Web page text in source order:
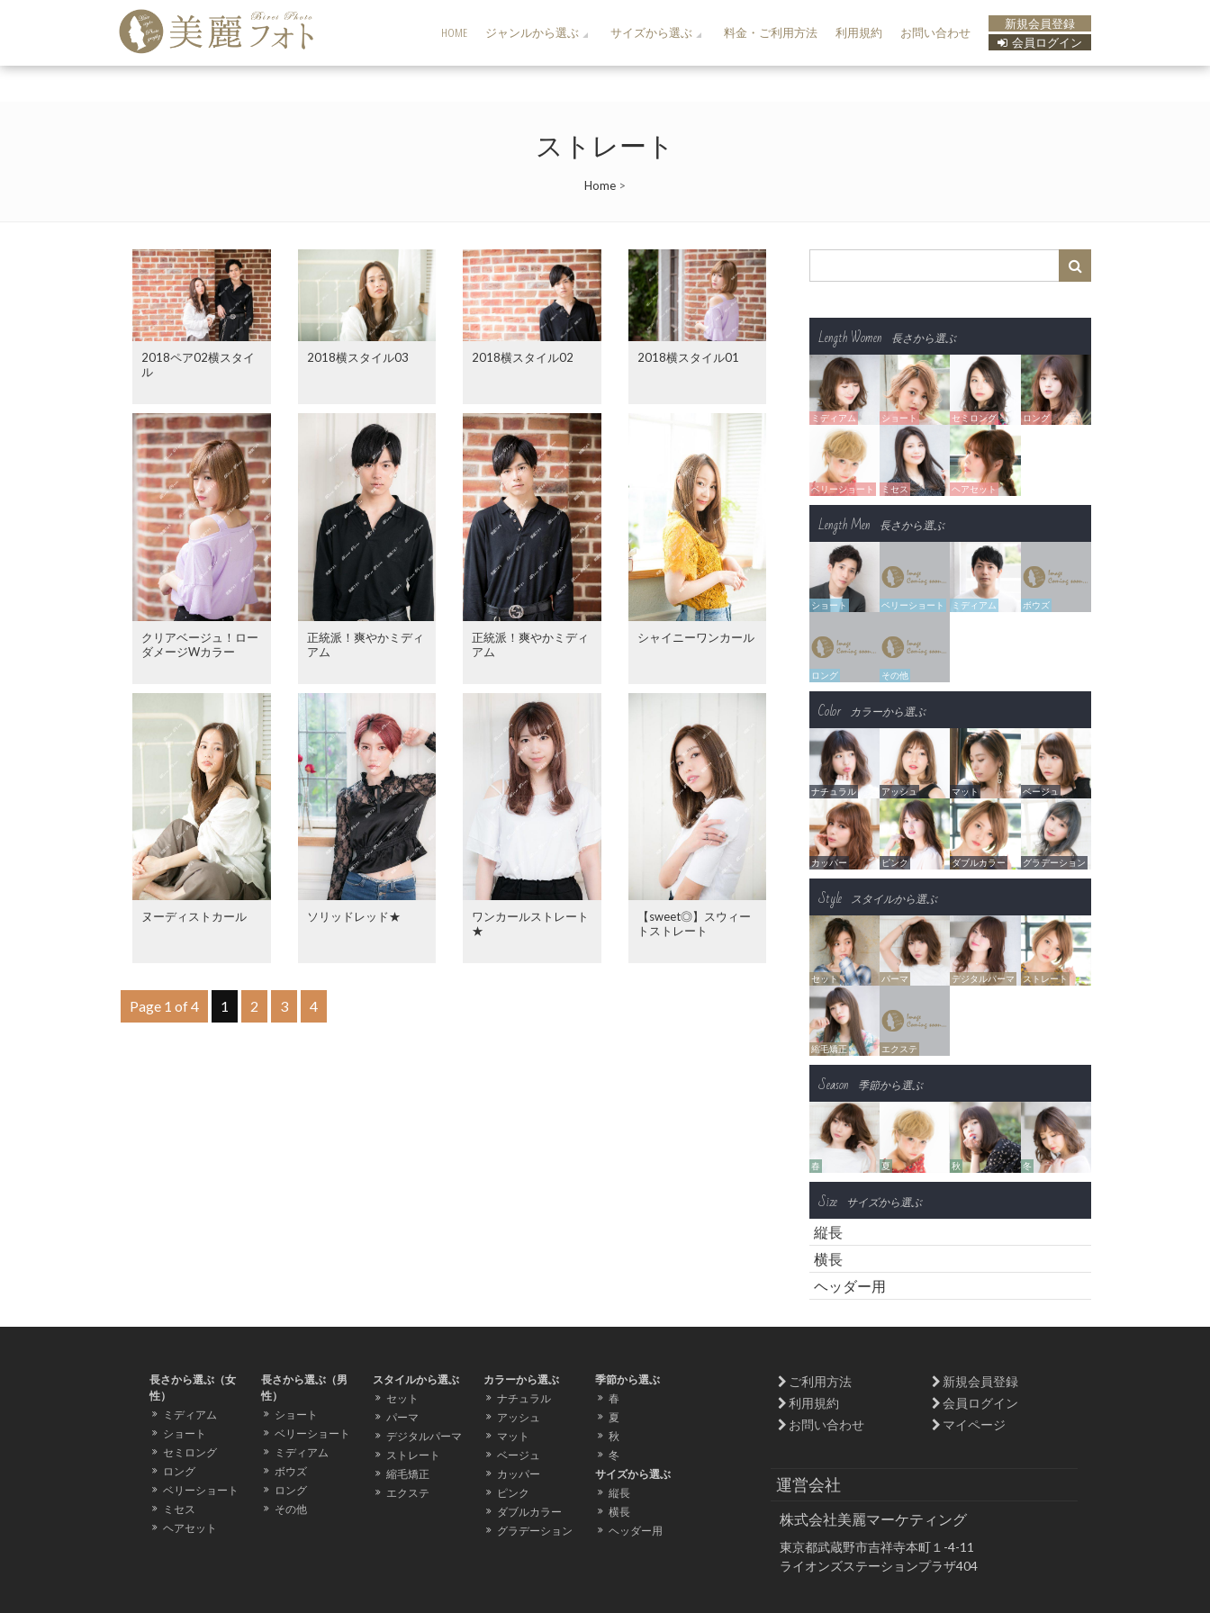
HOME ジャンルから選ぶ サイズから選ぶ 料金・ご利用方法 利用規約 お問い合わせ
新規会員登録
会員ログイン
ストレート
Home >
2018ペア02横スタイ
ル
2018横スタイル03 2018横スタイル02 2018横スタイル01
クリアベージュ！ロー
ダメージWカラー
正統派！爽やかミディ
アム
正統派！爽やかミディ
アム
シャイニーワンカール
ヌーディストカール ソリッドレッド★
ワンカールストレート
★
【sweet◎】スウィー
トストレート
Page 1 of 4 1 2 3 4
Length Women 長さから選ぶ
ミディアム ショート セミロング ロング
ベリーショート ミセス ヘアセット
Length Men 長さから選ぶ
ショート ベリーショート ミディアム ボウズ
ロング その他
Color カラーから選ぶ
ナチュラル アッシュ マット ベージュ
カッパー ピンク ダブルカラー グラデーション
Style スタイルから選ぶ
セット パーマ デジタルパーマ ストレート
縮毛矯正 エクステ
Season 季節から選ぶ
春 夏 秋 冬
Size サイズから選ぶ
縦長
横長
ヘッダー用
長さから選ぶ（女
性）
ミディアム
ショート
セミロング
ロング
ベリーショート
ミセス
ヘアセット
長さから選ぶ（男
性）
ショート
ベリーショート
ミディアム
ボウズ
ロング
その他
スタイルから選ぶ
セット
パーマ
デジタルパーマ
ストレート
縮毛矯正
エクステ
カラーから選ぶ
ナチュラル
アッシュ
マット
ベージュ
カッパー
ピンク
ダブルカラー
グラデーション
季節から選ぶ
春
夏
秋
冬
サイズから選ぶ
縦長
横長
ヘッダー用
ご利用方法
利用規約
お問い合わせ
新規会員登録
会員ログイン
マイページ
運営会社
株式会社美麗マーケティング
東京都武蔵野市吉祥寺本町１-4-11
ライオンズステーションプラザ404